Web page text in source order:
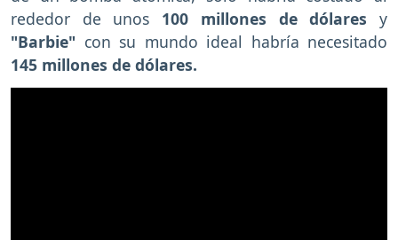
rededor de unos 100 millones de dólares y
"Barbie" con su mundo ideal habría necesitado
145 millones de dólares.